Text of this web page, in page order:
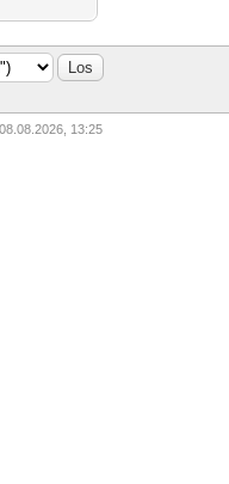
08.08.2026, 13:25